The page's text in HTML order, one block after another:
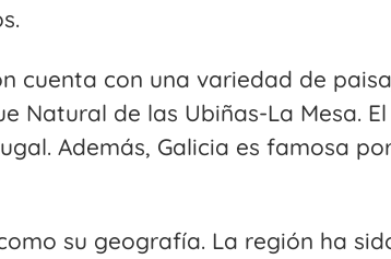
cuenta con una variedad de
Natural de las Ubiñas-La Mesa.
Además, Galicia es famosa
su geografía. La región ha